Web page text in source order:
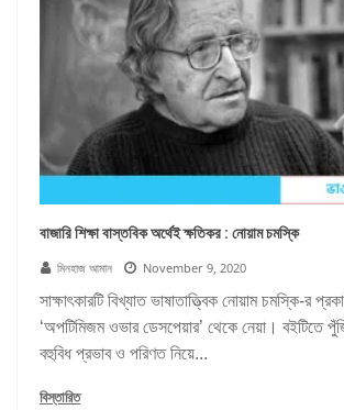
বাজারি শিক্ষা বাস্তবিক অর্থেই ক্ষতিকর : নোয়াম চমস্কি
মিনহাজ আমান November 9, 2020
সাক্ষাৎকারটি বিখ্যাত ভাষাতাত্ত্বিক নোয়াম চমস্কি-র
‘অপটিমিজম ওভার ডেসপেয়ার’ থেকে নেয়া। বইটিতে
বহুবিধ প্রভাব ও পরিণত নিয়ে...
বিস্তারিত